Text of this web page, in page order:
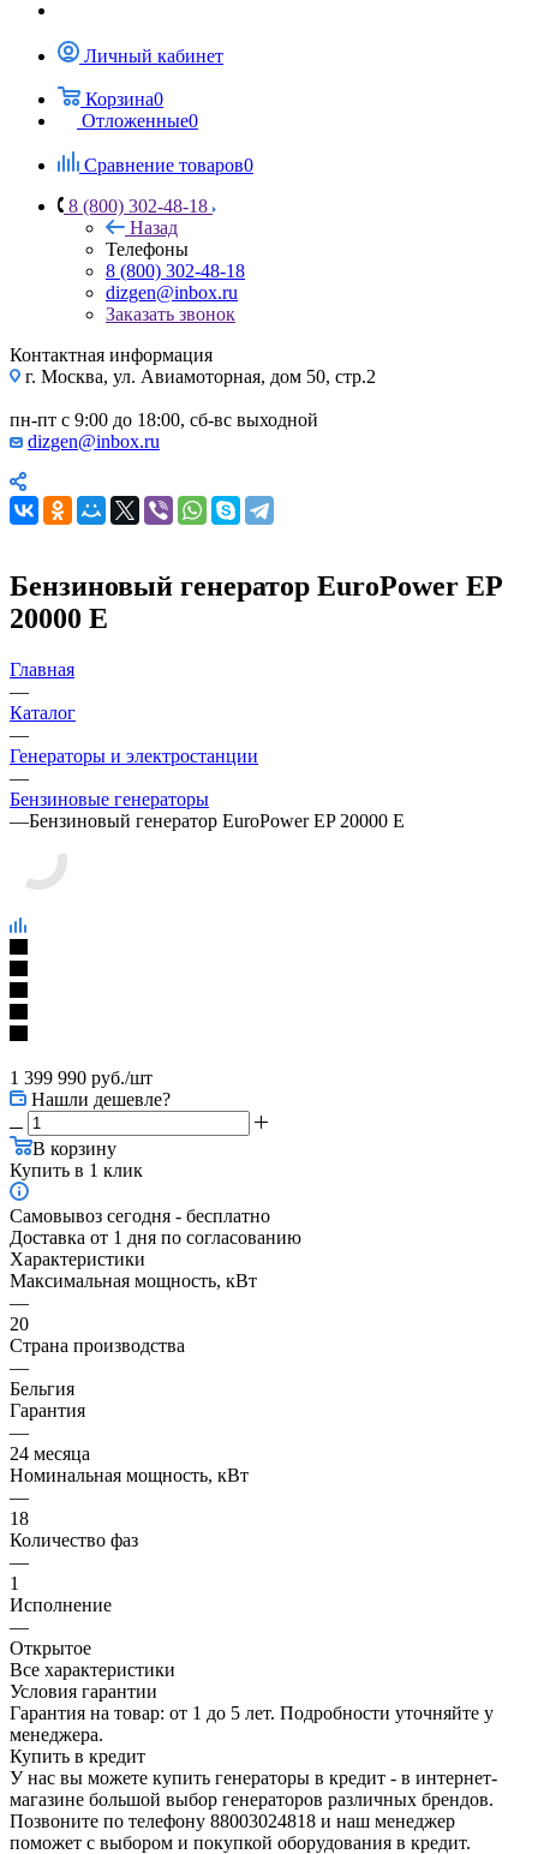
Личный кабинет
Корзина0
Отложенные0
Сравнение товаров0
8 (800) 302-48-18
Назад
Телефоны
8 (800) 302-48-18
dizgen@inbox.ru
Заказать звонок
Контактная информация
г. Москва, ул. Авиамоторная, дом 50, стр.2
пн-пт с 9:00 до 18:00, сб-вс выходной
dizgen@inbox.ru
Бензиновый генератор EuroPower EP
20000 E
Главная
—
Каталог
—
Генераторы и электростанции
—
Бензиновые генераторы
—Бензиновый генератор EuroPower EP 20000 E
1 399 990 руб./шт
Нашли дешевле?
В корзину
Купить в 1 клик
Самовывоз сегодня - бесплатно
Доставка от 1 дня по согласованию
Характеристики
Максимальная мощность, кВт
—
20
Страна производства
—
Бельгия
Гарантия
—
24 месяца
Номинальная мощность, кВт
—
18
Количество фаз
—
1
Исполнение
—
Открытое
Все характеристики
Условия гарантии
Гарантия на товар: от 1 до 5 лет. Подробности уточняйте у
менеджера.
Купить в кредит
У нас вы можете купить генераторы в кредит - в интернет-
магазине большой выбор генераторов различных брендов.
Позвоните по телефону 88003024818 и наш менеджер
поможет с выбором и покупкой оборудования в кредит.